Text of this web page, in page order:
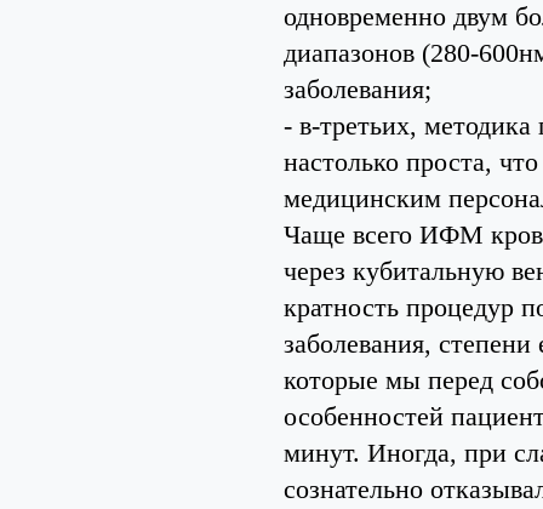
одновременно двум
диапазонов (280-
заболевания;
- в-третьих,
настолько проста,
медицинским
Чаще всего ИФМ
через кубитальную
кратность процедур
заболевания,
которые мы перед
особенностей
минут. Иногда, при
сознательно